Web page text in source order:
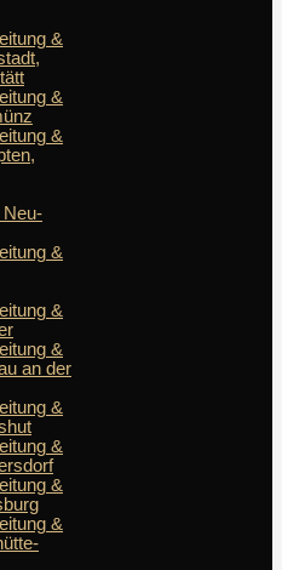
&
&
&
Neu-
&
&
&
an der
&
&
&
&